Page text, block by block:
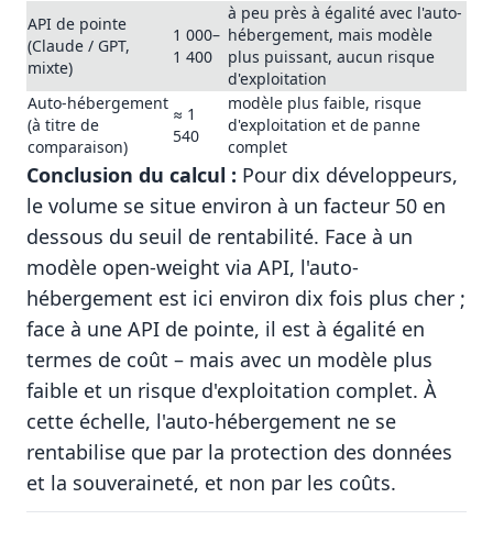
API de pointe
(Claude / GPT,
mixte)
1 000–
1 400
à peu près à égalité avec l'auto-
hébergement, mais modèle
plus puissant, aucun risque
d'exploitation
Auto-hébergement
(à titre de
comparaison)
≈ 1
540
modèle plus faible, risque
d'exploitation et de panne
complet
Conclusion du calcul : Pour dix développeurs,
le volume se situe environ à un facteur 50 en
dessous du seuil de rentabilité. Face à un
modèle open-weight via API, l'auto-
hébergement est ici environ dix fois plus cher ;
face à une API de pointe, il est à égalité en
termes de coût – mais avec un modèle plus
faible et un risque d'exploitation complet. À
cette échelle, l'auto-hébergement ne se
rentabilise que par la protection des données
et la souveraineté, et non par les coûts.